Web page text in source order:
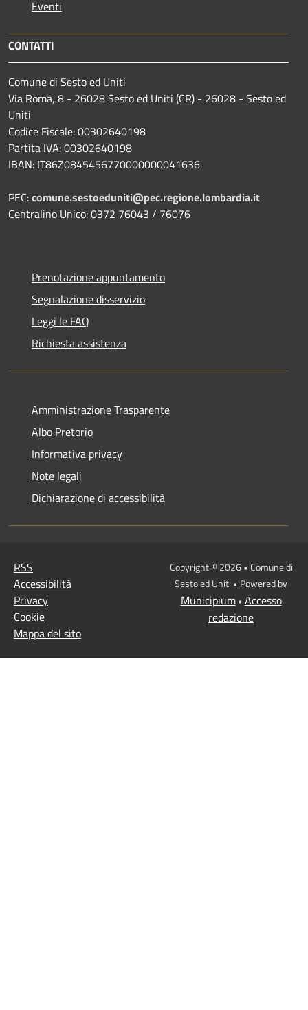
Eventi
CONTATTI
Comune di Sesto ed Uniti
Via Roma, 8 - 26028 Sesto ed Uniti (CR) - 26028 - Sesto ed
Uniti
Codice Fiscale: 00302640198
Partita IVA: 00302640198
IBAN: IT86Z0845456770000000041636
PEC:comune.sestoeduniti@pec.regione.lombardia.it
Centralino Unico: 0372 76043 / 76076
Prenotazione appuntamento
Segnalazione disservizio
Leggi le FAQ
Richiesta assistenza
Amministrazione Trasparente
Albo Pretorio
Informativa privacy
Note legali
Dichiarazione di accessibilità
RSS
Accessibilità
Privacy
Cookie
Mappa del sito
Copyright © 2026 • Comune di
Sesto ed Uniti • Powered by
Municipium• Accesso
redazione